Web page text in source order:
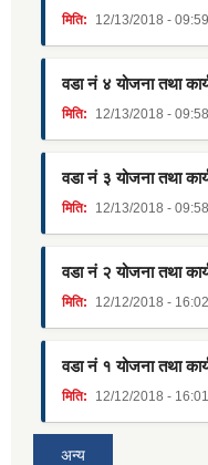
मिति: 12/13/2018 - 09:59
वडा नं ४ योजना तथा
मिति: 12/13/2018 - 09:58
वडा नं ३ योजना तथा
मिति: 12/13/2018 - 09:58
वडा नं २ योजना तथा
मिति: 12/12/2018 - 16:02
वडा नं १ योजना तथा
मिति: 12/12/2018 - 16:01
अन्य